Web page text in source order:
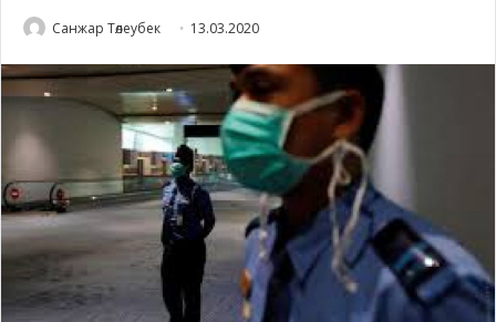
Санжар Төлеубек 13.03.2020